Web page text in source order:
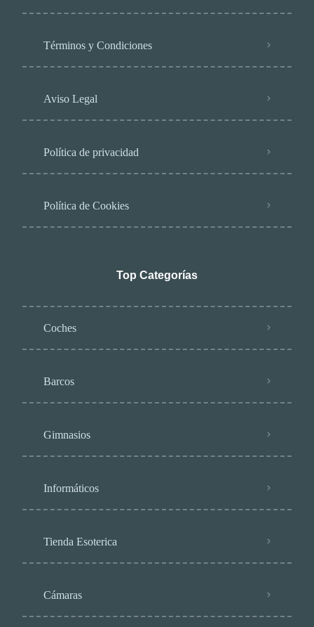
Términos y Condiciones
Aviso Legal
Política de privacidad
Política de Cookies
Top Categorías
Coches
Barcos
Gimnasios
Informáticos
Tienda Esoterica
Cámaras